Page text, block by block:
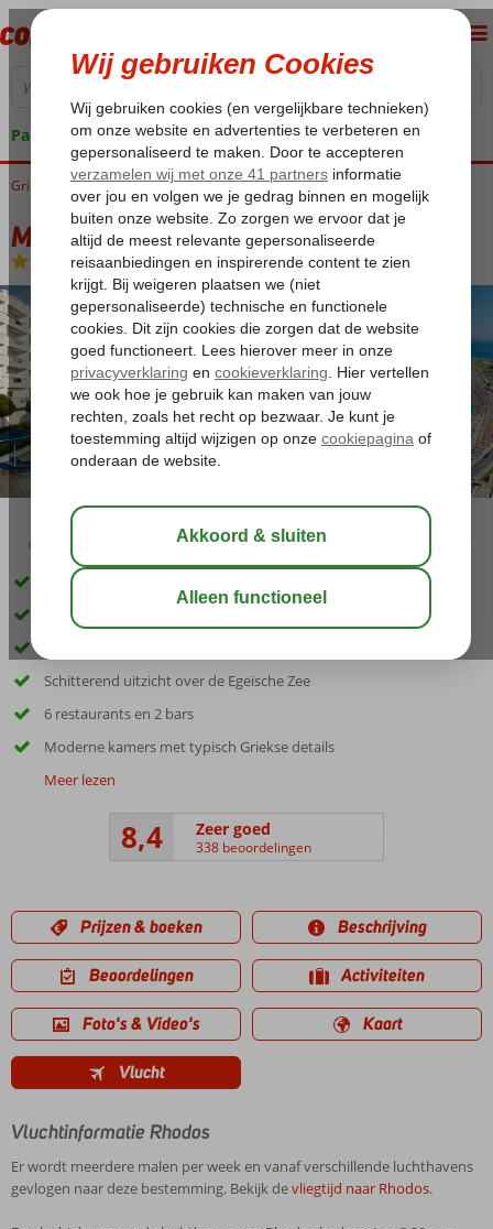
Pakketgarantie
Home
Griekenland Rhodos Rhodos-Stad Mitsis Grand Hotel
Mitsis Grand Hotel
Ultra All Inclusive-Hotel
03:45 aug 32°C
Accommodatie met een GSTC erkend duurzaamheidscertificaat
Rhodos-Stad op ca. 500 meter
Schitterend uitzicht over de Egeïsche Zee
6 restaurants en 2 bars
Moderne kamers met typisch Griekse details
Meer lezen
8,4 Zeer goed
338 beoordelingen
Prijzen & boeken Beschrijving
Beoordelingen Activiteiten
Foto's & Video's Kaart
Vlucht
Vluchtinformatie Rhodos
Er wordt meerdere malen per week en vanaf verschillende luchthavens
gevlogen naar deze bestemming. Bekijk devliegtijd naar Rhodos.